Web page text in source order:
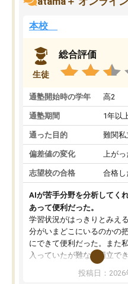
本校
生徒
総合評価
通塾開始時の学年 高2
通塾期間 1年以
通った目的 難関私
偏差値の変化 上が
志望校の合格 合格し
AIが苦手分野を分析してく
あって便利だった。
学習状況がはっきりとみえ
分がいまどこにいるのかの
にできて便利だった。また
入っていたが難なく両立で
も部活でも結果を残すこと
かった。また問題演習の際
投稿日：2026